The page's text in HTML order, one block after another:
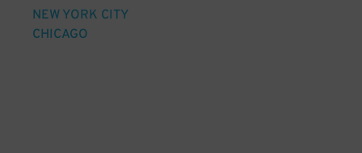
NEW YORK CITY
CHICAGO